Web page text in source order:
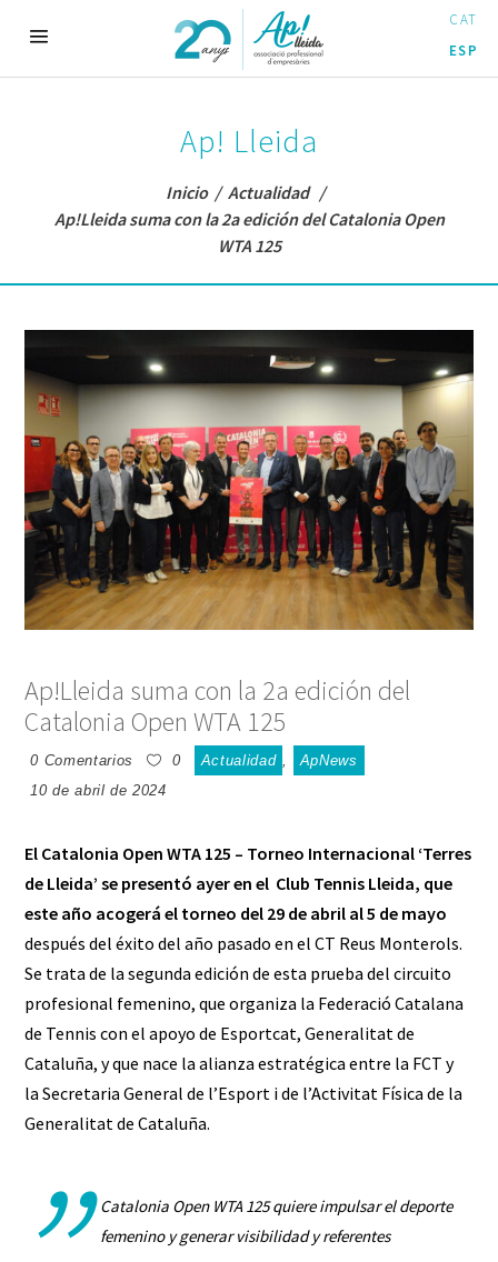
CAT
ESP
Ap! Lleida
Inicio/ Actualidad /
Ap!Lleida suma con la 2a edición del Catalonia Open
WTA 125
Ap!Lleida suma con la 2a edición del
Catalonia Open WTA 125
0 Comentarios 0 Actualidad ,
ApNews
10 de abril de 2024
El Catalonia Open WTA 125 – Torneo Internacional ‘Terres
de Lleida’ se presentó ayer en el Club Tennis Lleida, que
este año acogerá el torneo del 29 de abril al 5 de mayo
después del éxito del año pasado en el CT Reus Monterols.
Se trata de la segunda edición de esta prueba del circuito
profesional femenino, que organiza la Federació Catalana
de Tennis con el apoyo de Esportcat, Generalitat de
Cataluña, y que nace la alianza estratégica entre la FCT y
laSecretaria General de l’Esport i de l’Activitat Física de la
Generalitat de Cataluña.
Catalonia Open WTA 125 quiere impulsar el deporte
femenino y generar visibilidad y referentes